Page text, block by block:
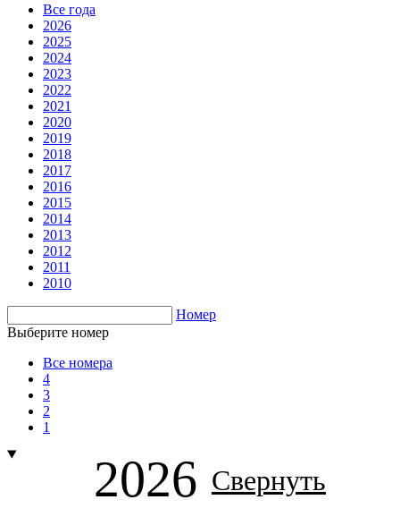
Все года
2026
2025
2024
2023
2022
2021
2020
2019
2018
2017
2016
2015
2014
2013
2012
2011
2010
Номер
Выберите номер
Все номера
4
3
2
1
2026 Свернуть